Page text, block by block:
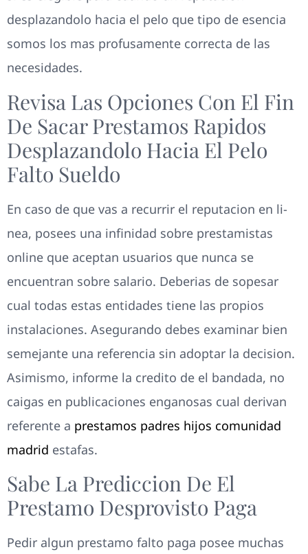
desplazandolo hacia el pelo que tipo de esencia
somos los mas profusamente correcta de las
necesidades.
Revisa Las Opciones Con El Fin
De Sacar Prestamos Rapidos
Desplazandolo Hacia El Pelo
Falto Sueldo
En caso de que vas a recurrir el reputacion en li­
nea, posees una infinidad sobre prestamistas
online que aceptan usuarios que nunca se
encuentran sobre salario. Deberias de sopesar
cual todas estas entidades tiene las propios
instalaciones. Asegurando debes examinar bien
semejante una referencia sin adoptar la decision.
Asimismo, informe la credito de el bandada, no
caigas en publicaciones enganosas cual derivan
referente a prestamos padres hijos comunidad
madrid estafas.
Sabe La Prediccion De El
Prestamo Desprovisto Paga
Pedir algun prestamo falto paga posee muchas